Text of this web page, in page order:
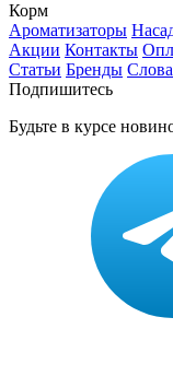
Корм
Ароматизаторы
Акции Контакты
Статьи Бренды
Подпишитесь
Будьте в курсе